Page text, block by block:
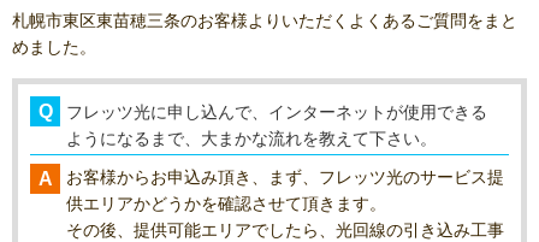
札幌市東区東苗穂三条のお客様よりいただくよくあるご質問をまと
めました。
フレッツ光に申し込んで、インターネットが使用できる
ようになるまで、大まかな流れを教えて下さい。
お客様からお申込み頂き、まず、フレッツ光のサービス提
供エリアかどうかを確認させて頂きます。
その後、提供可能エリアでしたら、光回線の引き込み工事